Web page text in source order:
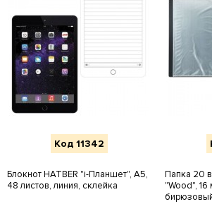
Код 11342
Блокнот HATBER "i-Планшет", А5,
48 листов, линия, склейка
Папка 20
"Wood",